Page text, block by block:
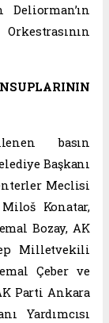
basın
Başkanı
Meclisi
Konatar,
Bozay, AK
Milletvekili
Çeber ve
Parti Ankara
Yardımcısı